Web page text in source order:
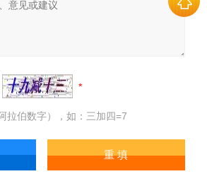
拉伯数字），如：三加四=7